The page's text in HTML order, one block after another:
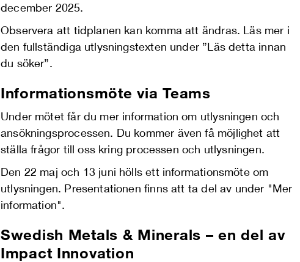
december 2025.
Observera att tidplanen kan komma att ändras. Läs mer i
den fullständiga utlysningstexten under ”Läs detta innan
du söker”.
Informationsmöte via Teams
Under mötet får du mer information om utlysningen och
ansökningsprocessen. Du kommer även få möjlighet att
ställa frågor till oss kring processen och utlysningen.
Den 22 maj och 13 juni hölls ett informationsmöte om
utlysningen. Presentationen finns att ta del av under "Mer
information".
Swedish Metals & Minerals – en del av
Impact Innovation